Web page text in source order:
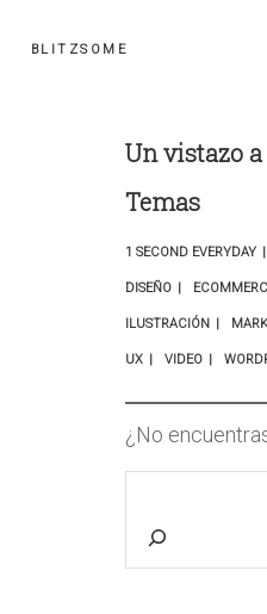
BLITZSOME
Un vistazo
Temas
1 SECOND EVERYDAY
DISEÑO
ILUSTRACIÓN
UX VIDEO
¿No